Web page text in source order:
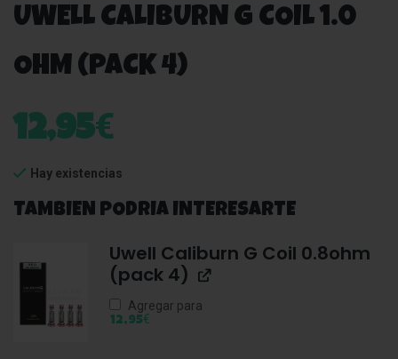
UWELL CALIBURN G COIL 1.0
OHM (PACK 4)
12,95€
Hay existencias
TAMBIEN PODRIA INTERESARTE
Uwell Caliburn G Coil 0.8ohm
(pack 4)
Agregar para
12,95€